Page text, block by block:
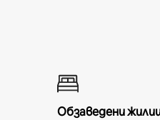
Обзаведени